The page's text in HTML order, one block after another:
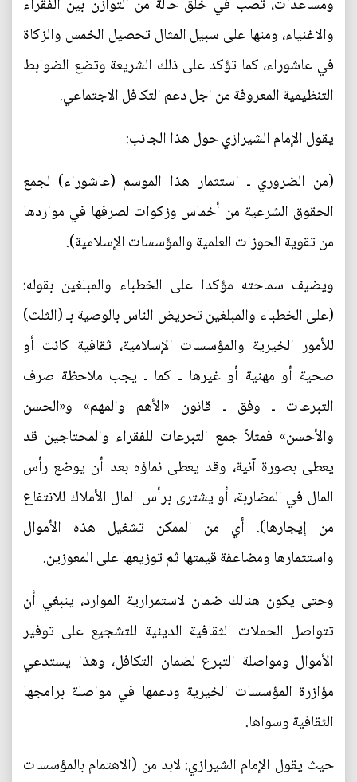
والاغنياء، ومنها على سبيل المثال تحصيل الخمس والزكاة
في عاشوراء، كما تؤكد على ذلك الشريعة وتضع الضوابط
التنظيمية المعروفة من اجل دعم التكافل الاجتماعي.
يقول الإمام الشيرازي حول هذا الجانب:
(من الضروري ـ استثمار هذا الموسم (عاشوراء) لجمع
الحقوق الشرعية من أخماس وزكوات لصرفها في مواردها
من تقوية الحوزات العلمية والمؤسسات الإسلامية).
ويضيف سماحته مؤكدا على الخطباء والمبلغين بقوله:
(على الخطباء والمبلغين تحريض الناس بالوصية بـ (الثلث)
للأمور الخيرية والمؤسسات الإسلامية، ثقافية كانت أو
صحية أو مهنية أو غيرها ـ كما ـ يجب ملاحظة صرف
التبرعات ـ وفق ـ قانون «الأهم والمهم» و«الحسن
والأحسن» فمثلاً جمع التبرعات للفقراء والمحتاجين قد
يعطى بصورة آنية، وقد يعطى نماؤه بعد أن يوضع رأس
المال في المضاربة، أو يشترى برأس المال الأملاك للانتفاع
من إيجارها). أي من الممكن تشغيل هذه الأموال
واستثمارها ومضاعفة قيمتها ثم توزيعها على المعوزين.
وحتى يكون هنالك ضمان لاستمرارية الموارد، ينبغي أن
تتواصل الحملات الثقافية الدينية للتشجيع على توفير
الأموال ومواصلة التبرع لضمان التكافل، وهذا يستدعي
مؤازرة المؤسسات الخيرية ودعمها في مواصلة برامجها
الثقافية وسواها.
حيث يقول الإمام الشيرازي: لابد من (الاهتمام بالمؤسسات